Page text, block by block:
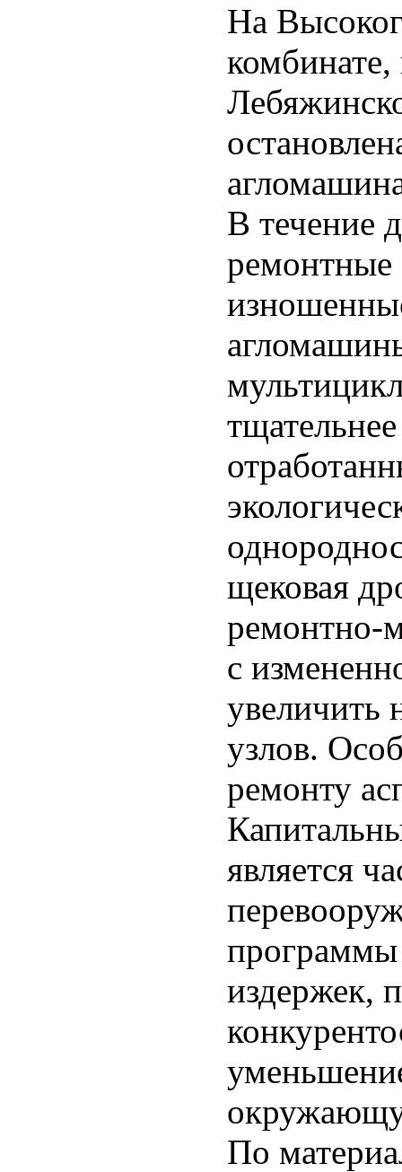
На
В течение
щековая
ремонтно-
с
увеличить
узлов.
ремонту
является
программы
издержек,
По